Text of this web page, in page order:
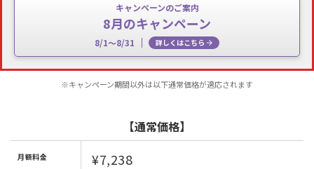
キャンペーンのご案内
8月のキャンペーン
8/1～8/31 詳しくはこちら
※キャンペーン期間以外は以下通常価格が適応されます
【通常価格】
月額料金 ¥7,238